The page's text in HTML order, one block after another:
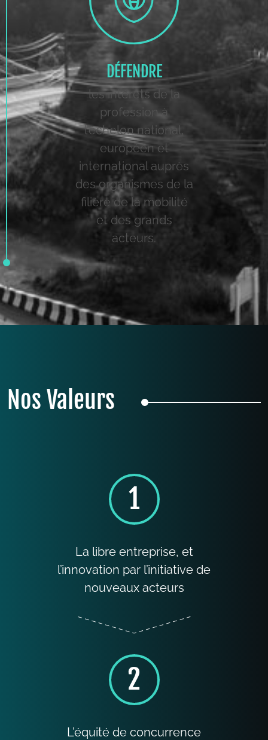
DÉFENDRE
les intérêts de la
profession à
l’échelon national,
européen et
international auprès
des organismes de la
filière de la mobilité
et des grands
acteurs.
Nos Valeurs
1
La libre entreprise, et
l’innovation par l’initiative de
nouveaux acteurs
2
L’équité de concurrence